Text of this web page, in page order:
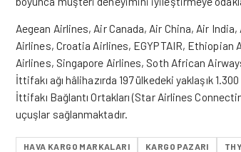
Aegean Airlines, Air Canada, Air China, Air
Airlines, Croatia Airlines, EGYPTAIR,
Airlines, Singapore Airlines, Soth African
İttifakı ağı hâlihazırda 197 ülkedeki yaklaşık
İttifakı Bağlantı Ortakları (Star Airlines
uçuşlar sağlanmaktadır.
HAVA KARGO MARKALARI KARGO PAZARI